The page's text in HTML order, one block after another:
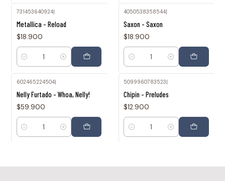
731453640924|
Metallica - Reload
$18.900
Cantidad
4050538358544
Saxon - Saxon
$18.900
Cantidad
602465224504|
Nelly Furtado - Whoa, Nelly!
$59.900
Cantidad
5099960783523|
Chipin - Preludes
$12.900
Cantidad